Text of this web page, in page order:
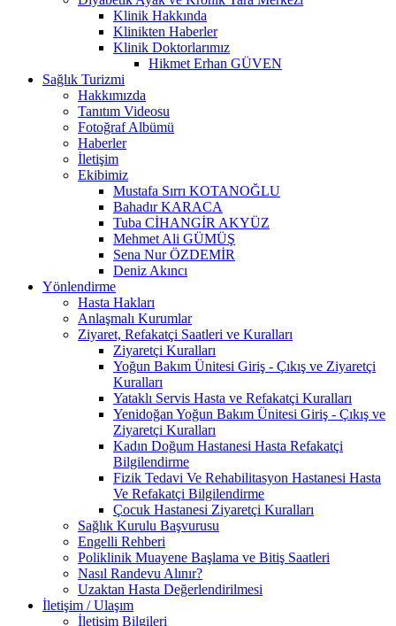
Klinik Hakkında
Klinikten Haberler
Klinik Doktorlarımız
Hikmet Erhan GÜVEN
Sağlık Turizmi
Hakkımızda
Tanıtım Videosu
Fotoğraf Albümü
Haberler
İletişim
Ekibimiz
Mustafa Sırrı KOTANOĞLU
Bahadır KARACA
Tuba CİHANGİR AKYÜZ
Mehmet Ali GÜMÜŞ
Sena Nur ÖZDEMİR
Deniz Akıncı
Yönlendirme
Hasta Hakları
Anlaşmalı Kurumlar
Ziyaret, Refakatçi Saatleri ve Kuralları
Ziyaretçi Kuralları
Yoğun Bakım Ünitesi Giriş - Çıkış ve Ziyaretçi
Kuralları
Yataklı Servis Hasta ve Refakatçi Kuralları
Yenidoğan Yoğun Bakım Ünitesi Giriş - Çıkış ve
Ziyaretçi Kuralları
Kadın Doğum Hastanesi Hasta Refakatçi
Bilgilendirme
Fizik Tedavi Ve Rehabilitasyon Hastanesi Hasta
Ve Refakatçi Bilgilendirme
Çocuk Hastanesi Ziyaretçi Kuralları
Sağlık Kurulu Başvurusu
Engelli Rehberi
Poliklinik Muayene Başlama ve Bitiş Saatleri
Nasıl Randevu Alınır?
Uzaktan Hasta Değerlendirilmesi
İletişim / Ulaşım
İletişim Bilgileri